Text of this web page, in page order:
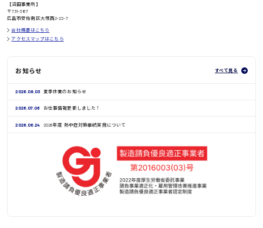
【沼田事業所】
〒731-3167
広島市安佐南区大塚西2-22-7
会社概要はこちら
アクセスマップはこちら
お知らせ すべて見る
2026.08.03 夏季休業のお知らせ
2026.07.06 お仕事情報更新しました！
2026.06.24 2026年度 熱中症対策継続実施について